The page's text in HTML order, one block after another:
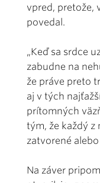
vpred, pretože,
povedal.
„Keď sa srdce
zabudne na
že práve preto
aj v tých
prítomných
tým, že každý z
zatvorené
Na záver